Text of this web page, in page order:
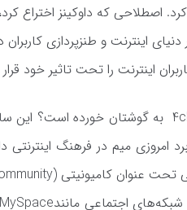
اصطلاحی که داوکینز اختراع
اینترنت و طنزپردازی
اینترنت را تحت تاثیر خود